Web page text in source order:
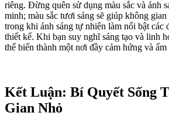
riêng. Đừng quên sử dụng màu sắc và ánh
minh; màu sắc tươi sáng sẽ giúp không
trong khi ánh sáng tự nhiên làm nổi bật các
thiết kế. Khi bạn suy nghĩ sáng tạo và linh
thể biến thành một nơi đầy cảm hứng và ấm
Kết Luận: Bí Quyết Sống
Gian Nhỏ